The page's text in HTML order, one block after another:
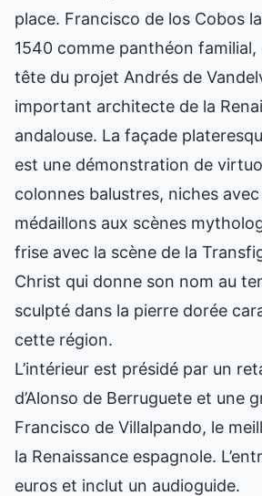
place. Francisco de los Cobos
1540 comme panthéon familial,
tête du projet Andrés de
important architecte de la
andalouse. La façade
est une démonstration de
colonnes balustres, niches
médaillons aux scènes
frise avec la scène de la
Christ qui donne son nom au
sculpté dans la pierre dorée
cette région.
L’intérieur est présidé par un
d’Alonso de Berruguete et une
Francisco de Villalpando, le
la Renaissance espagnole.
euros et inclut un audioguide.